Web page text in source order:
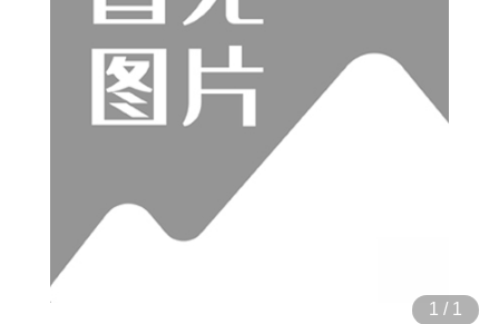
1 / 1